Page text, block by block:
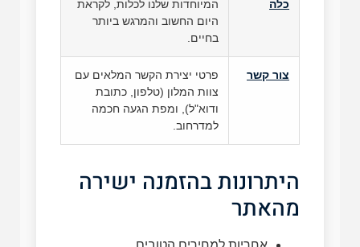
כלה
המיוחדות שלנו לכלות, לקראת
היום החשוב והמרגש ביותר
בחיים.
צור קשר
פרטי יצירת הקשר המלאים עם
צוות המלון (טלפון, כתובת
ודוא"ל), ומפת הגעה חכמה
למדרחוב.
היתרונות בהזמנה ישירה
מהאתר